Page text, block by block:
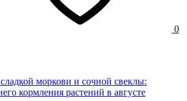
0
моркови и сочной свеклы:
кормления растений в августе